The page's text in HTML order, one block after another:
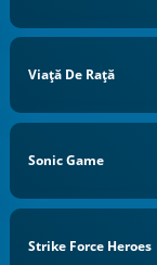
Viață De Rață
Sonic Game
Strike Force Heroes